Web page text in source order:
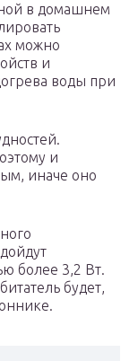
в домашнем
можно
и
воды при
и
иначе оно
более 3,2 Вт.
будет,